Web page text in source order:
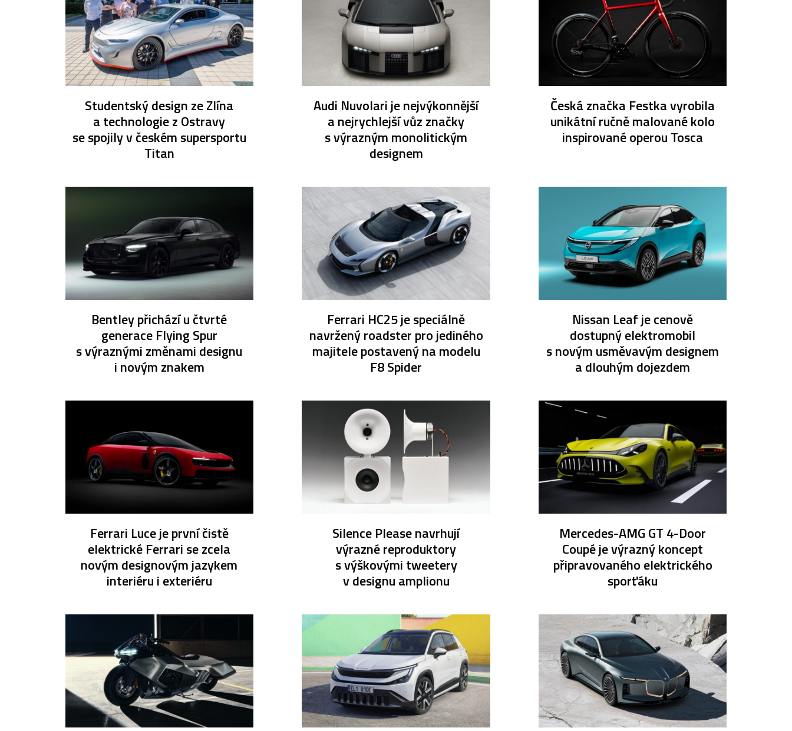
Studentský design ze Zlína
a technologie z Ostravy
se spojily v českém supersportu
Titan
Audi Nuvolari je nejvýkonnější
a nejrychlejší vůz značky
s výrazným monolitickým
designem
Česká značka Festka vyrobila
unikátní ručně malované kolo
inspirované operou Tosca
Bentley přichází u čtvrté
generace Flying Spur
s výraznými změnami designu
i novým znakem
Ferrari HC25 je speciálně
navržený roadster pro jediného
majitele postavený na modelu
F8 Spider
Nissan Leaf je cenově
dostupný elektromobil
s novým usměvavým designem
a dlouhým dojezdem
Ferrari Luce je první čistě
elektrické Ferrari se zcela
novým designovým jazykem
interiéru i exteriéru
Silence Please navrhují
výrazné reproduktory
s výškovými tweetery
v designu amplionu
Mercedes-AMG GT 4-Door
Coupé je výrazný koncept
připravovaného elektrického
sporťáku